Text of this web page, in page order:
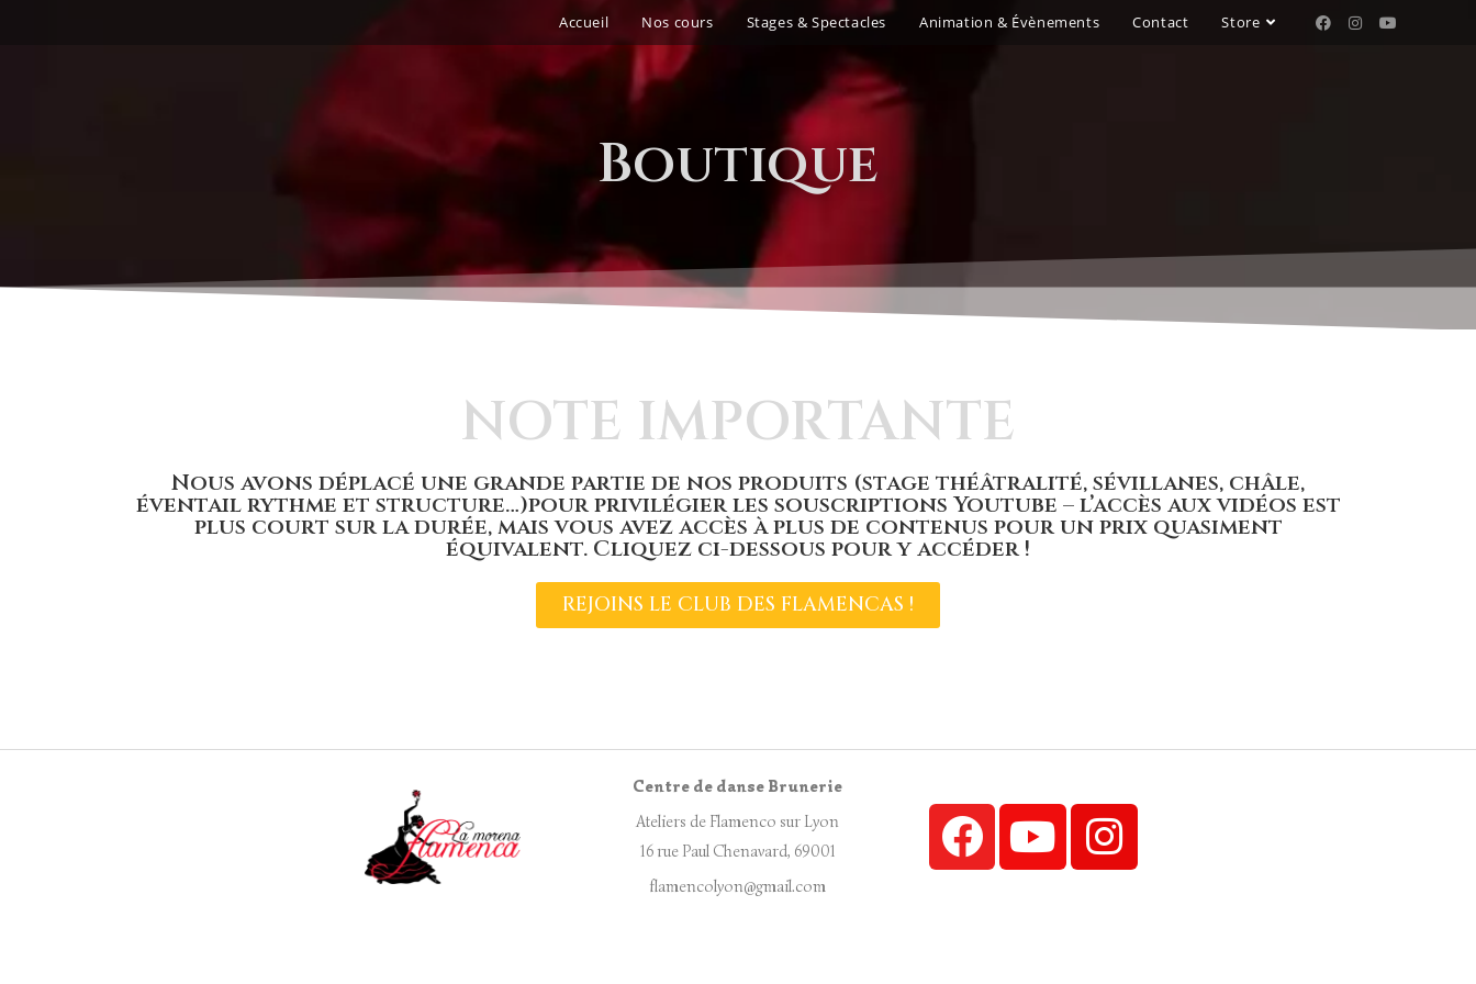
Accueil Nos cours Stages & Spectacles Animation & Évènements Contact Store
Boutique
NOTE IMPORTANTE
Nous avons déplacé une grande partie de nos produits (stage théâtralité, sévillanes, châle,
éventail rythme et structure…)pour privilégier les souscriptions Youtube – l’accès aux vidéos est
plus court sur la durée, mais vous avez accès à plus de contenus pour un prix quasiment
équivalent. Cliquez ci-dessous pour y accéder !
REJOINS LE CLUB DES FLAMENCAS !
Centre de danse Brunerie
Ateliers de Flamenco sur Lyon
16 rue Paul Chenavard, 69001
flamencolyon@gmail.com